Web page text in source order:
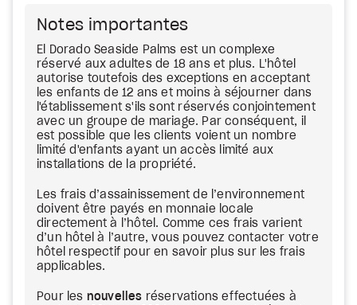
Notes importantes
El Dorado Seaside Palms est un complexe
réservé aux adultes de 18 ans et plus. L'hôtel
autorise toutefois des exceptions en acceptant
les enfants de 12 ans et moins à séjourner dans
l'établissement s'ils sont réservés conjointement
avec un groupe de mariage. Par conséquent, il
est possible que les clients voient un nombre
limité d'enfants ayant un accès limité aux
installations de la propriété.
Les frais d’assainissement de l’environnement
doivent être payés en monnaie locale
directement à l’hôtel. Comme ces frais varient
d’un hôtel à l’autre, vous pouvez contacter votre
hôtel respectif pour en savoir plus sur les frais
applicables.
Pour les nouvelles réservations effectuées à